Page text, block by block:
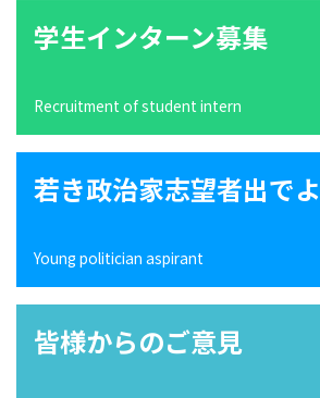
学生インターン募集
Recruitment of student intern
若き政治家志望者出でよ
Young politician aspirant
皆様からのご意見